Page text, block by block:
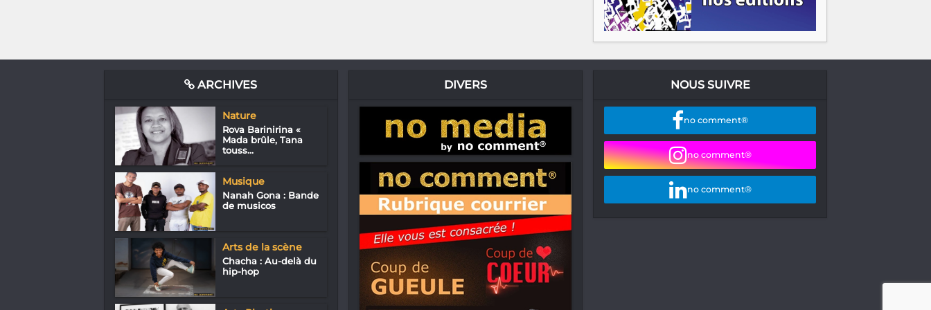
ARCHIVES
Nature
Rova Barinirina «
Mada brûle, Tana
touss...
Musique
Nanah Gona : Bande
de musicos
Arts de la scène
Chacha : Au-delà du
hip-hop
DIVERS NOUS SUIVRE
no comment®
no comment®
no comment®